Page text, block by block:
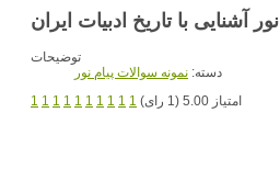
آشنایی با تاریخ ادبیات ایران
توضیحات
دسته: نمونه سوالات پیام نور
1 1 1 1 1 1 1 1 1 1
امتیاز 5.00 (1 رای)